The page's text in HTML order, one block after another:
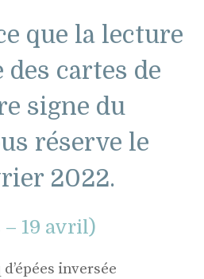
que la lecture
cartes de
signe du
réserve le
2022.
– 19 avril)
inversée